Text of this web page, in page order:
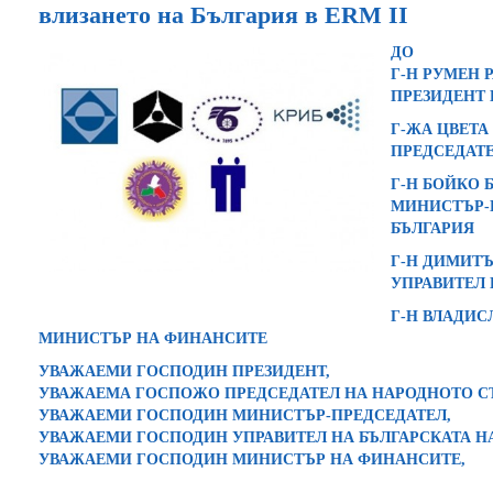
влизането на България в ERM II
ДО
Г-Н РУМЕН
ПРЕЗИДЕНТ
Г-ЖА ЦВЕТА
Г-Н БОЙКО
МИНИСТЪР-
БЪЛГАРИЯ
Г-Н
УПРАВИТЕЛ
Г-Н
МИНИСТЪР НА ФИНАНСИТЕ
УВАЖАЕМИ ГОСПОДИН ПРЕЗИДЕНТ,
УВАЖАЕМА ГОСПОЖО ПРЕДСЕДАТЕЛ НА НАРОДНОТО
УВАЖАЕМИ ГОСПОДИН МИНИСТЪР-ПРЕДСЕДАТЕЛ,
УВАЖАЕМИ ГОСПОДИН УПРАВИТЕЛ НА БЪЛГАРСКАТА
УВАЖАЕМИ ГОСПОДИН МИНИСТЪР НА ФИНАНСИТЕ,